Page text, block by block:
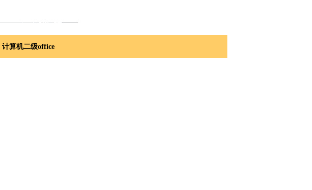
计算机二级office